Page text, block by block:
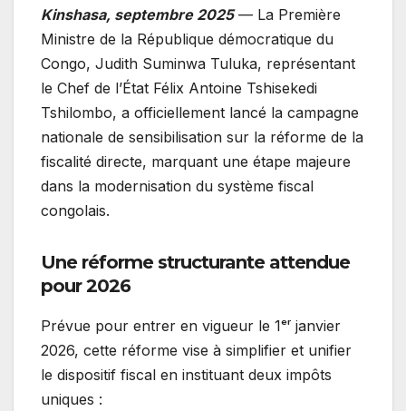
Kinshasa, septembre 2025— La Première
Ministre de la République démocratique du
Congo, Judith Suminwa Tuluka, représentant
le Chef de l’État Félix Antoine Tshisekedi
Tshilombo, a officiellement lancé la campagne
nationale de sensibilisation sur la réforme de la
fiscalité directe, marquant une étape majeure
dans la modernisation du système fiscal
congolais.
Une réforme structurante attendue
pour 2026
Prévue pour entrer en vigueur le 1ᵉʳ janvier
2026, cette réforme vise à simplifier et unifier
le dispositif fiscal en instituant deux impôts
uniques :